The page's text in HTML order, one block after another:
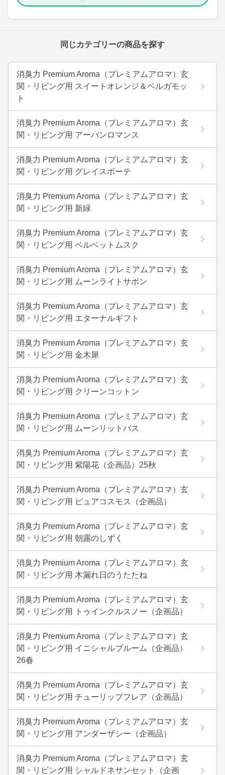
同じカテゴリーの商品を探す
消臭力 Premium Aroma（プレミアムアロマ）玄
関・リビング用 スイートオレンジ＆ベルガモッ
ト
消臭力 Premium Aroma（プレミアムアロマ）玄
関・リビング用 アーバンロマンス
消臭力 Premium Aroma（プレミアムアロマ）玄
関・リビング用 グレイスボーテ
消臭力 Premium Aroma（プレミアムアロマ）玄
関・リビング用 新緑
消臭力 Premium Aroma（プレミアムアロマ）玄
関・リビング用 ベルベットムスク
消臭力 Premium Aroma（プレミアムアロマ）玄
関・リビング用 ムーンライトサボン
消臭力 Premium Aroma（プレミアムアロマ）玄
関・リビング用 エターナルギフト
消臭力 Premium Aroma（プレミアムアロマ）玄
関・リビング用 金木犀
消臭力 Premium Aroma（プレミアムアロマ）玄
関・リビング用 クリーンコットン
消臭力 Premium Aroma（プレミアムアロマ）玄
関・リビング用 ムーンリットバス
消臭力 Premium Aroma（プレミアムアロマ）玄
関・リビング用 紫陽花（企画品）25秋
消臭力 Premium Aroma（プレミアムアロマ）玄
関・リビング用 ピュアコスモス（企画品）
消臭力 Premium Aroma（プレミアムアロマ）玄
関・リビング用 朝露のしずく
消臭力 Premium Aroma（プレミアムアロマ）玄
関・リビング用 木漏れ日のうたたね
消臭力 Premium Aroma（プレミアムアロマ）玄
関・リビング用 トゥインクルスノー（企画品）
消臭力 Premium Aroma（プレミアムアロマ）玄
関・リビング用 イニシャルブルーム（企画品）
26春
消臭力 Premium Aroma（プレミアムアロマ）玄
関・リビング用 チューリップフレア（企画品）
消臭力 Premium Aroma（プレミアムアロマ）玄
関・リビング用 アンダーザシー（企画品）
消臭力 Premium Aroma（プレミアムアロマ）玄
関・リビング用 シャルドネサンセット（企画